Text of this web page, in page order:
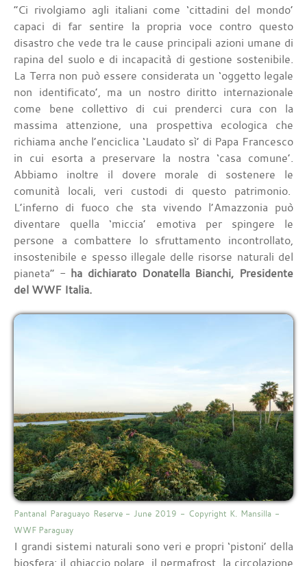
“Ci rivolgiamo agli italiani come ‘cittadini del mondo’
capaci di far sentire la propria voce contro questo
disastro che vede tra le cause principali azioni umane di
rapina del suolo e di incapacità di gestione sostenibile.
La Terra non può essere considerata un ‘oggetto legale
non identificato’, ma un nostro diritto internazionale
come bene collettivo di cui prenderci cura con la
massima attenzione, una prospettiva ecologica che
richiama anche l’enciclica ‘Laudato sì’ di Papa Francesco
in cui esorta a preservare la nostra ‘casa comune’.
Abbiamo inoltre il dovere morale di sostenere le
comunità locali, veri custodi di questo patrimonio.
L’inferno di fuoco che sta vivendo l’Amazzonia può
diventare quella ‘miccia’ emotiva per spingere le
persone a combattere lo sfruttamento incontrollato,
insostenibile e spesso illegale delle risorse naturali del
pianeta” - ha dichiarato Donatella Bianchi, Presidente
del WWF Italia.
Pantanal Paraguayo Reserve - June 2019 - Copyright K. Mansilla -
WWF Paraguay
I grandi sistemi naturali sono veri e propri ‘pistoni’ della
biosfera: il ghiaccio polare, il permafrost, la circolazione